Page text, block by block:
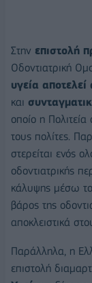
Στην επιστολή
Οδοντιατρική
υγεία
και
οποίο η Πολιτεία
τους πολίτες.
στερείται ενός
οδοντιατρικής
κάλυψης μέσω
βάρος της
αποκλειστικά
Παράλληλα, η
επιστολή